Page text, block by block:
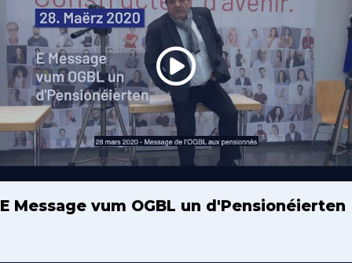
E Message vum OGBL un d'Pensionéierten